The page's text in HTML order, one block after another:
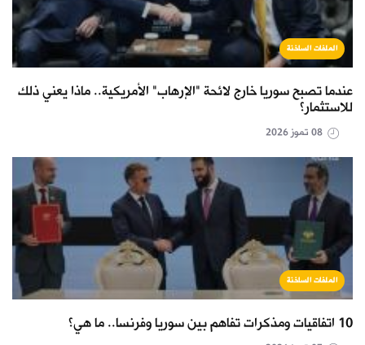
الملفات الساخنة
عندما تصبح سوريا خارج لائحة "الإرهاب" الأمريكية.. ماذا يعني ذلك
للاستثمار؟
الملفات الساخنة
10 اتفاقيات ومذكرات تفاهم بين سوريا وفرنسا.. ما هي؟